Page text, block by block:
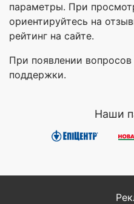
параметры. При
ориентируйтесь на
рейтинг на сайте.
При появлении
поддержки.
Наши